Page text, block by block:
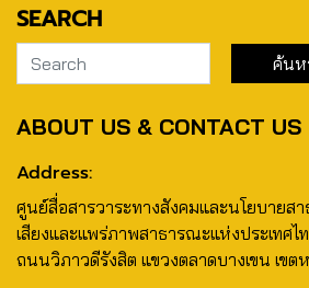
SEARCH
ABOUT US & CONTACT US
Address:
ศูนย์สื่อสารวาระทางสังคมและนโยบายส
เสียงและแพร่ภาพสาธารณะแห่งประเทศ
ถนนวิภาวดีรังสิต แขวงตลาดบางเขน เขต